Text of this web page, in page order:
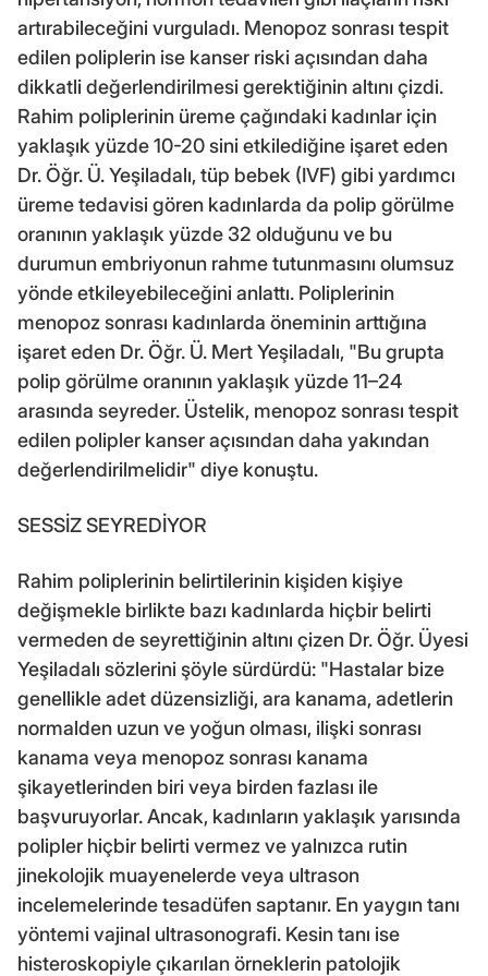
artırabileceğini vurguladı. Menopoz sonrası tespit
edilen poliplerin ise kanser riski açısından daha
dikkatli değerlendirilmesi gerektiğinin altını çizdi.
Rahim poliplerinin üreme çağındaki kadınlar için
yaklaşık yüzde 10-20 sini etkilediğine işaret eden
Dr. Öğr. Ü. Yeşiladalı, tüp bebek (IVF) gibi yardımcı
üreme tedavisi gören kadınlarda da polip görülme
oranının yaklaşık yüzde 32 olduğunu ve bu
durumun embriyonun rahme tutunmasını olumsuz
yönde etkileyebileceğini anlattı. Poliplerinin
menopoz sonrası kadınlarda öneminin arttığına
işaret eden Dr. Öğr. Ü. Mert Yeşiladalı, "Bu grupta
polip görülme oranının yaklaşık yüzde 11–24
arasında seyreder. Üstelik, menopoz sonrası tespit
edilen polipler kanser açısından daha yakından
değerlendirilmelidir" diye konuştu.
SESSİZ SEYREDİYOR
Rahim poliplerinin belirtilerinin kişiden kişiye
değişmekle birlikte bazı kadınlarda hiçbir belirti
vermeden de seyrettiğinin altını çizen Dr. Öğr. Üyesi
Yeşiladalı sözlerini şöyle sürdürdü: "Hastalar bize
genellikle adet düzensizliği, ara kanama, adetlerin
normalden uzun ve yoğun olması, ilişki sonrası
kanama veya menopoz sonrası kanama
şikayetlerinden biri veya birden fazlası ile
başvuruyorlar. Ancak, kadınların yaklaşık yarısında
polipler hiçbir belirti vermez ve yalnızca rutin
jinekolojik muayenelerde veya ultrason
incelemelerinde tesadüfen saptanır. En yaygın tanı
yöntemi vajinal ultrasonografi. Kesin tanı ise
histeroskopiyle çıkarılan örneklerin patolojik